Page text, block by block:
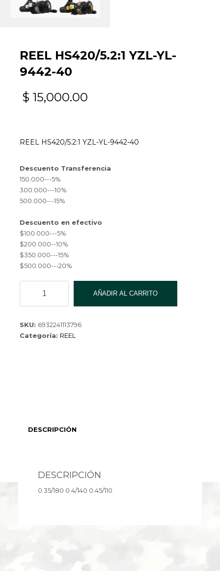
REEL HS420/5.2:1 YZL-YL-
9442-40
$ 15,000.00
REEL HS420/5.2:1 YZL-YL-9442-40
Descuento Transferencia
150.000---5%
300.000---10%
500.000---15%
Descuento en efectivo
$100.000---5%
$200.000--10%
$350.000---15%
$500.000---20%
HS420/5.2:1
YZL-
9442-
40
AÑADIR AL CARRITO
SKU: 6932241113796
Categoría: REEL
DESCRIPCIÓN
DESCRIPCIÓN
0.35/180 0.4/140 0.45/110